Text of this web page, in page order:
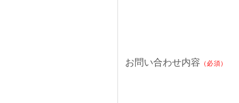
お問い合わせ内容 （必須）